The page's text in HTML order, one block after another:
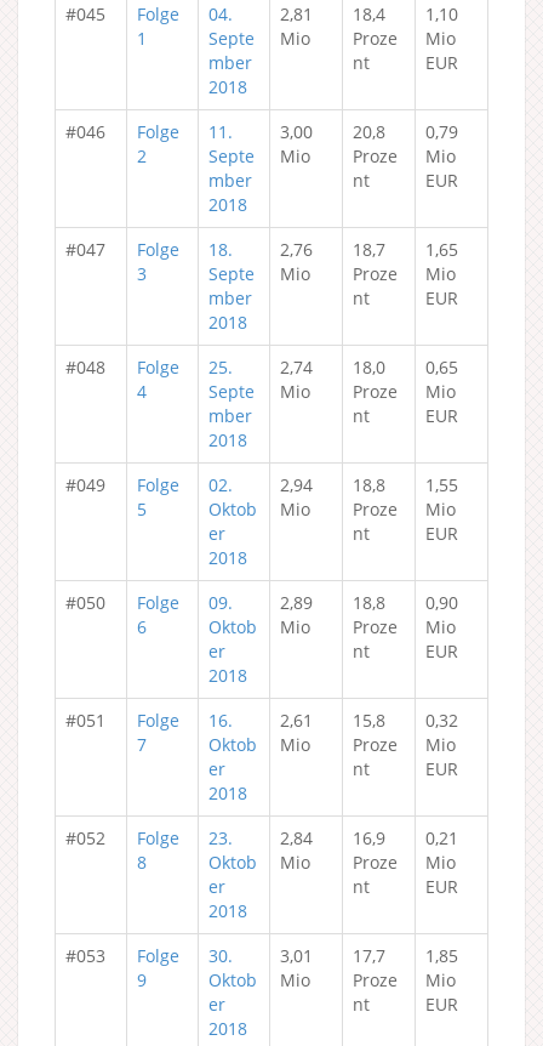
#045
Folge
1
04.
Septe
mber
2018
2,81
Mio
18,4
Proze
nt
1,10
Mio
EUR
#046
Folge
2
11.
Septe
mber
2018
3,00
Mio
20,8
Proze
nt
0,79
Mio
EUR
#047
Folge
3
18.
Septe
mber
2018
2,76
Mio
18,7
Proze
nt
1,65
Mio
EUR
#048
Folge
4
25.
Septe
mber
2018
2,74
Mio
18,0
Proze
nt
0,65
Mio
EUR
#049
Folge
5
02.
Oktob
er
2018
2,94
Mio
18,8
Proze
nt
1,55
Mio
EUR
#050
Folge
6
09.
Oktob
er
2018
2,89
Mio
18,8
Proze
nt
0,90
Mio
EUR
#051
Folge
7
16.
Oktob
er
2018
2,61
Mio
15,8
Proze
nt
0,32
Mio
EUR
#052
Folge
8
23.
Oktob
er
2018
2,84
Mio
16,9
Proze
nt
0,21
Mio
EUR
#053
Folge
9
30.
Oktob
er
2018
3,01
Mio
17,7
Proze
nt
1,85
Mio
EUR